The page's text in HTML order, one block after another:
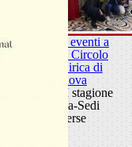
Ciclo di eventi a
cura del Circolo
della Lirica di
Padova
XXXXII stagione
Padova-Sedi
diverse